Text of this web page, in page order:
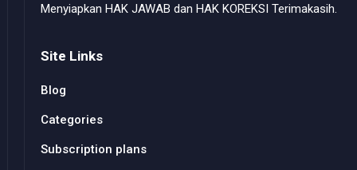
Menyiapkan HAK JAWAB dan HAK KOREKSI Terimakasih.
Site Links
Blog
Categories
Subscription plans